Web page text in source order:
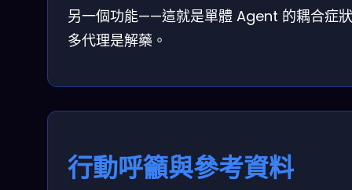
另一個功能——這就是單體 Agent 的耦合症
多代理是解藥。
行動呼籲與參考資料